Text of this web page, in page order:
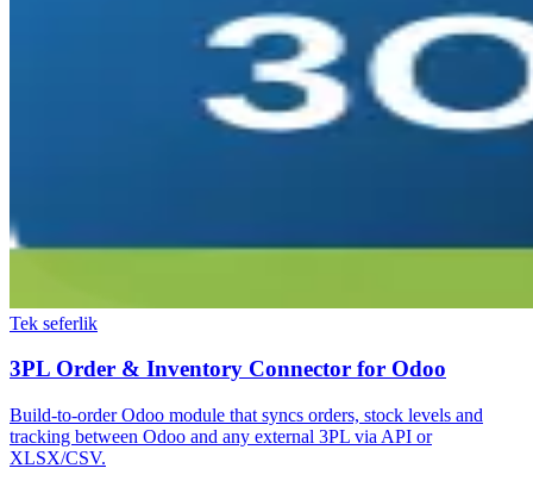
Tek seferlik
3PL Order & Inventory Connector for Odoo
Build-to-order Odoo module that syncs orders, stock levels and
tracking between Odoo and any external 3PL via API or
XLSX/CSV.